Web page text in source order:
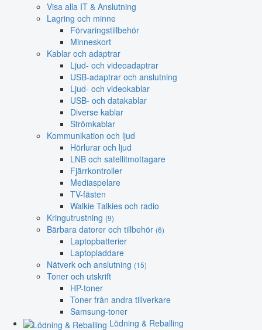
Visa alla IT & Anslutning
Lagring och minne
Förvaringstillbehör
Minneskort
Kablar och adaptrar
Ljud- och videoadaptrar
USB-adaptrar och anslutning
Ljud- och videokablar
USB- och datakablar
Diverse kablar
Strömkablar
Kommunikation och ljud
Hörlurar och ljud
LNB och satellitmottagare
Fjärrkontroller
Mediaspelare
TV-fästen
Walkie Talkies och radio
Kringutrustning (9)
Bärbara datorer och tillbehör (6)
Laptopbatterier
Laptopladdare
Nätverk och anslutning (15)
Toner och utskrift
HP-toner
Toner från andra tillverkare
Samsung-toner
Lödning & Reballing